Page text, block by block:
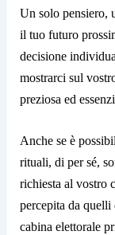
Un solo pensiero,
il tuo futuro
decisione
mostrarci sul
preziosa ed
Anche se è
rituali, di per sé,
richiesta al vostro
percepita da
cabina elettorale